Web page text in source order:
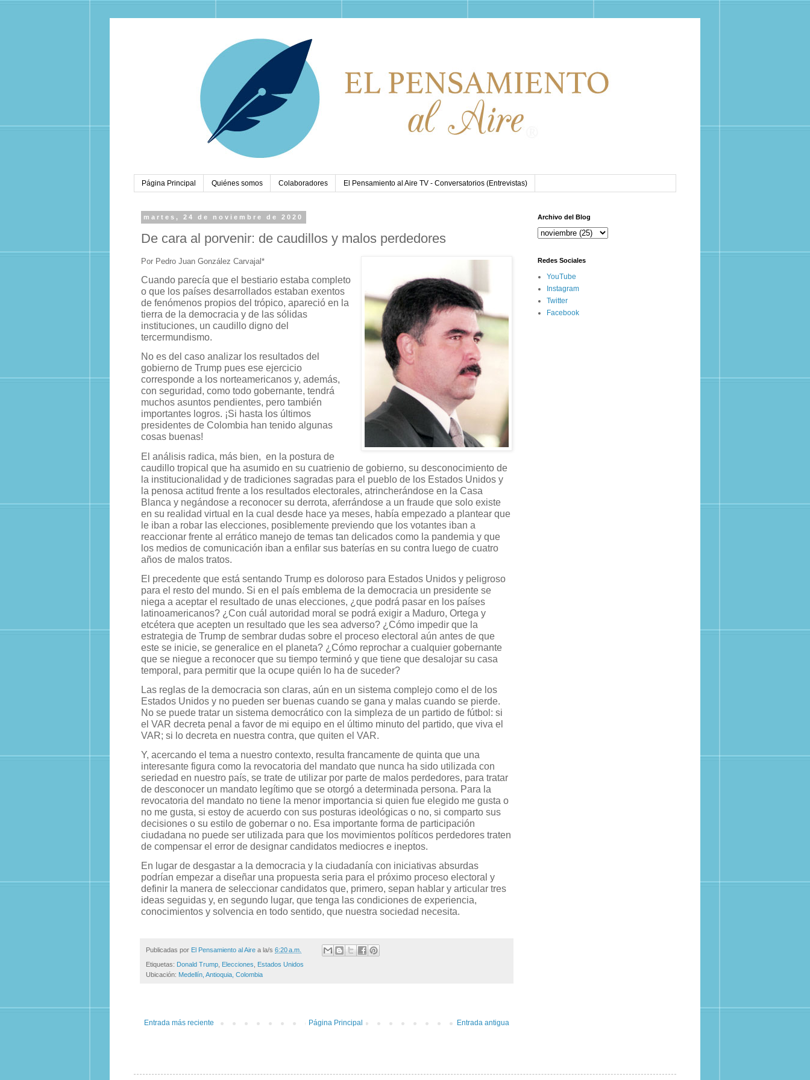
Página Principal Quiénes somos Colaboradores El Pensamiento al Aire TV - Conversatorios (Entrevistas)
martes, 24 de noviembre de 2020
De cara al porvenir: de caudillos y malos perdedores
Por Pedro Juan González Carvajal*
Cuando parecía que el bestiario estaba completo
o que los países desarrollados estaban exentos
de fenómenos propios del trópico, apareció en la
tierra de la democracia y de las sólidas
instituciones, un caudillo digno del
tercermundismo.
No es del caso analizar los resultados del
gobierno de Trump pues ese ejercicio
corresponde a los norteamericanos y, además,
con seguridad, como todo gobernante, tendrá
muchos asuntos pendientes, pero también
importantes logros. ¡Si hasta los últimos
presidentes de Colombia han tenido algunas
cosas buenas!
El análisis radica, más bien, en la postura de
caudillo tropical que ha asumido en su cuatrienio de gobierno, su desconocimiento de
la institucionalidad y de tradiciones sagradas para el pueblo de los Estados Unidos y
la penosa actitud frente a los resultados electorales, atrincherándose en la Casa
Blanca y negándose a reconocer su derrota, aferrándose a un fraude que solo existe
en su realidad virtual en la cual desde hace ya meses, había empezado a plantear que
le iban a robar las elecciones, posiblemente previendo que los votantes iban a
reaccionar frente al errático manejo de temas tan delicados como la pandemia y que
los medios de comunicación iban a enfilar sus baterías en su contra luego de cuatro
años de malos tratos.
El precedente que está sentando Trump es doloroso para Estados Unidos y peligroso
para el resto del mundo. Si en el país emblema de la democracia un presidente se
niega a aceptar el resultado de unas elecciones, ¿que podrá pasar en los países
latinoamericanos? ¿Con cuál autoridad moral se podrá exigir a Maduro, Ortega y
etcétera que acepten un resultado que les sea adverso? ¿Cómo impedir que la
estrategia de Trump de sembrar dudas sobre el proceso electoral aún antes de que
este se inicie, se generalice en el planeta? ¿Cómo reprochar a cualquier gobernante
que se niegue a reconocer que su tiempo terminó y que tiene que desalojar su casa
temporal, para permitir que la ocupe quién lo ha de suceder?
Las reglas de la democracia son claras, aún en un sistema complejo como el de los
Estados Unidos y no pueden ser buenas cuando se gana y malas cuando se pierde.
No se puede tratar un sistema democrático con la simpleza de un partido de fútbol: si
el VAR decreta penal a favor de mi equipo en el último minuto del partido, que viva el
VAR; si lo decreta en nuestra contra, que quiten el VAR.
Y, acercando el tema a nuestro contexto, resulta francamente de quinta que una
interesante figura como la revocatoria del mandato que nunca ha sido utilizada con
seriedad en nuestro país, se trate de utilizar por parte de malos perdedores, para tratar
de desconocer un mandato legítimo que se otorgó a determinada persona. Para la
revocatoria del mandato no tiene la menor importancia si quien fue elegido me gusta o
no me gusta, si estoy de acuerdo con sus posturas ideológicas o no, si comparto sus
decisiones o su estilo de gobernar o no. Esa importante forma de participación
ciudadana no puede ser utilizada para que los movimientos políticos perdedores traten
de compensar el error de designar candidatos mediocres e ineptos.
En lugar de desgastar a la democracia y la ciudadanía con iniciativas absurdas
podrían empezar a diseñar una propuesta seria para el próximo proceso electoral y
definir la manera de seleccionar candidatos que, primero, sepan hablar y articular tres
ideas seguidas y, en segundo lugar, que tenga las condiciones de experiencia,
conocimientos y solvencia en todo sentido, que nuestra sociedad necesita.
Publicadas por El Pensamiento al Aire a la/s 6:20 a.m.
Etiquetas: Donald Trump Elecciones
Estados Unidos
Ubicación: Medellín, Antioquia, Colombia
Entrada más reciente Entrada antigua
Página Principal
Archivo del Blog
Redes Sociales
YouTube
Instagram
Twitter
Facebook